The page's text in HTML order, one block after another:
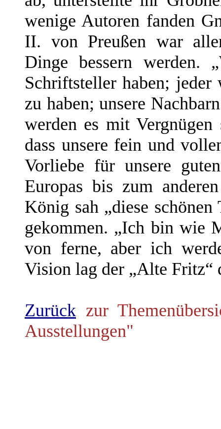
wenige Autoren fanden
II. von Preußen war
Dinge bessern werden.
Schriftsteller haben;
zu haben; unsere
werden es mit
dass unsere fein und
Vorliebe für unsere
Europas bis zum
König sah „diese
gekommen. „Ich bin wie
von ferne, aber ich
Vision lag der „Alte Fritz“
Zurück zur
Ausstellungen"